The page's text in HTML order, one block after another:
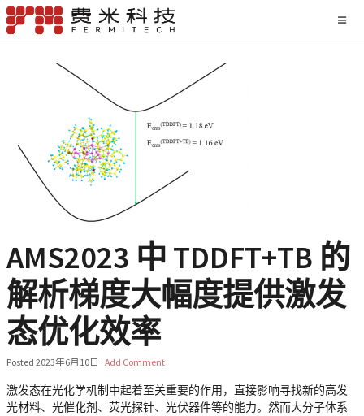
AMS2023 中 TDDFT+TB 的
解析梯度大幅度提供激发
态优化效率
Posted 2023年6月10日 · Add Comment
激发态在光化学机制中起着至关重要的作用，直接影响寻找新的高发
光材料、光催化剂、荧光探针、光伏器件等的能力。然而大分子体系